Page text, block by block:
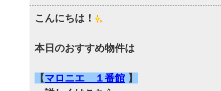
こんにちは！
本日のおすすめ物件は
【マロニエ １番館 】